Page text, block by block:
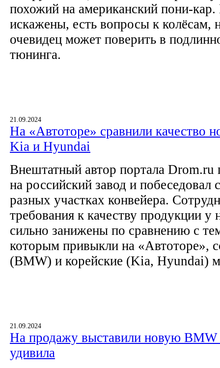
похожий на американский пони-
искажены, есть вопросы к колёсам,
очевидец может поверить в
тюнинга.
21.09.2024
На «Автоторе» сравнили качество
Kia и Hyundai
Внештатный автор портала Drom.ru
на российский завод и побеседовал
разных участках конвейера.
требования к качеству продукции у
сильно занижены по сравнению с
которым привыкли на «Автоторе»,
(BMW) и корейские (Kia, Hyundai)
21.09.2024
На продажу выставили новую
удивила